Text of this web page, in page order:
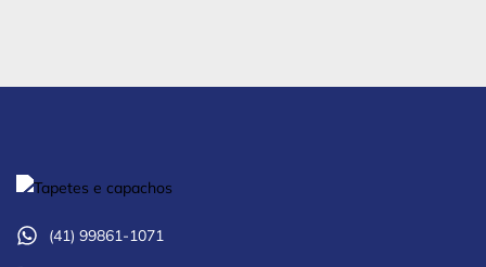
(41) 99861-1071